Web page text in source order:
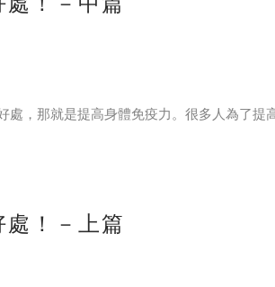
處，那就是提高身體免疫力。很多人為了
出汗。研究發現，汗液中含有的抗菌肽能有
微微出汗，每周5天，長期堅持，免疫力就會
！－上篇